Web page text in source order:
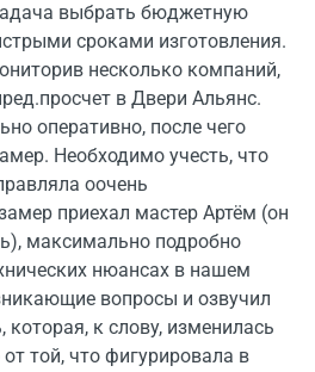
выбрать бюджетную
сроками изготовления.
несколько компаний,
в Двери Альянс.
оперативно, после чего
Необходимо учесть, что
оочень
приехал мастер Артём (он
максимально подробно
нюансах в нашем
вопросы и озвучил
к слову, изменилась
той, что фигурировала в